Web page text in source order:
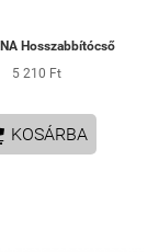
Hosszabbítócső
5 210 Ft
KOSÁRBA